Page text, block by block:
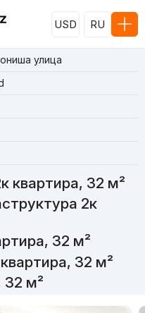
USD RU
улица
квартира, 32 м²
2к
32 м²
32 м²
32 м²